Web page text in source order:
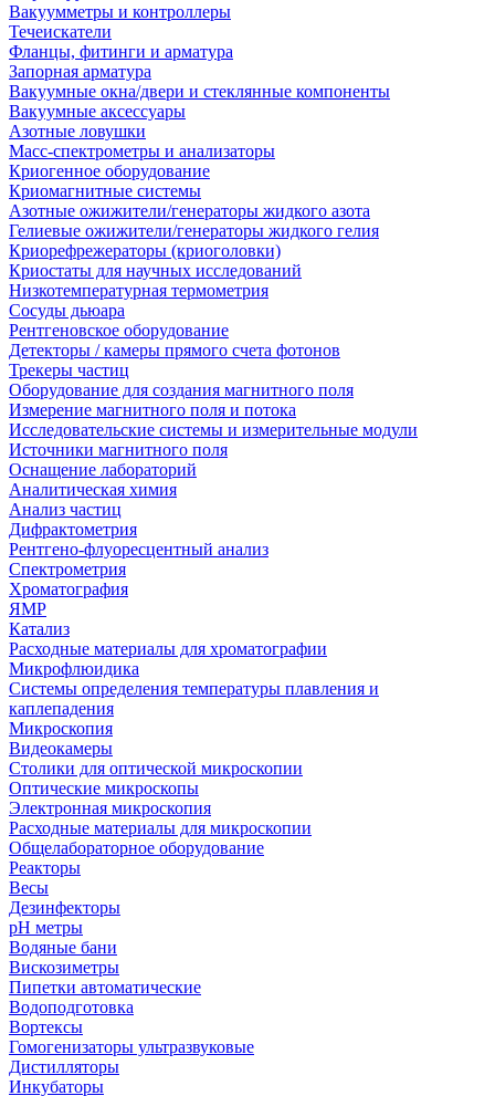
Вакуумметры и контроллеры
Течеискатели
Фланцы, фитинги и арматура
Запорная арматура
Вакуумные окна/двери и стеклянные компоненты
Вакуумные аксессуары
Азотные ловушки
Масс-спектрометры и анализаторы
Криогенное оборудование
Криомагнитные системы
Азотные ожижители/генераторы жидкого азота
Гелиевые ожижители/генераторы жидкого гелия
Криорефрежераторы (криоголовки)
Криостаты для научных исследований
Низкотемпературная термометрия
Сосуды дьюара
Рентгеновское оборудование
Детекторы / камеры прямого счета фотонов
Трекеры частиц
Оборудование для создания магнитного поля
Измерение магнитного поля и потока
Исследовательские системы и измерительные модули
Источники магнитного поля
Оснащение лабораторий
Аналитическая химия
Анализ частиц
Дифрактометрия
Рентгено-флуоресцентный анализ
Спектрометрия
Хроматография
ЯМР
Катализ
Расходные материалы для хроматографии
Микрофлюидика
Системы определения температуры плавления и
каплепадения
Микроскопия
Видеокамеры
Столики для оптической микроскопии
Оптические микроскопы
Электронная микроскопия
Расходные материалы для микроскопии
Общелабораторное оборудование
Реакторы
Весы
Дезинфекторы
рН метры
Водяные бани
Вискозиметры
Пипетки автоматические
Водоподготовка
Вортексы
Гомогенизаторы ультразвуковые
Дистилляторы
Инкубаторы